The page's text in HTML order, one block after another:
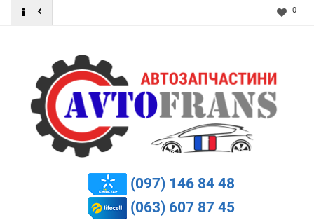
0
(097) 146 84 48
(063) 607 87 45